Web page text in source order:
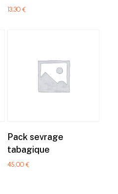
13,30€
Pack sevrage
tabagique
45,00€